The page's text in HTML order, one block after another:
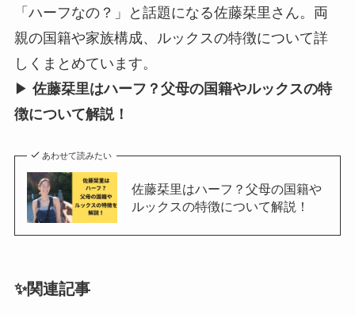
「ハーフなの？」と話題になる佐藤栞里さん。両
親の国籍や家族構成、ルックスの特徴について詳
しくまとめています。
▶︎ 佐藤栞里はハーフ？父母の国籍やルックスの特
徴について解説！
あわせて読みたい
佐藤栞里はハーフ？父母の国籍や
ルックスの特徴について解説！
✨関連記事